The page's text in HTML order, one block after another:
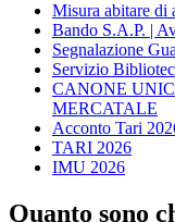
Misura abitare di
Bando S.A.P. |
Segnalazione
Servizio
CANONE
MERCATALE
Acconto Tari
TARI 2026
IMU 2026
Quanto sono